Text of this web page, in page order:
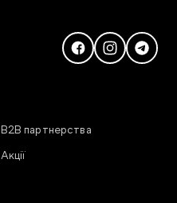
В2В партнерства
Акції